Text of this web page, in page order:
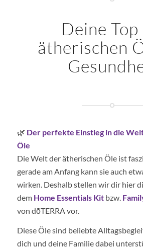
Deine
ätherischen
🌿 Der perfekte Einstieg in die
Öle
Die Welt der ätherischen Öle ist
gerade am Anfang kann sie auch
wirken. Deshalb stellen wir dir hier
dem Home Essentials Kitbzw.
von dōTERRA vor.
Diese Öle sind beliebte
dich und deine Familie dabei